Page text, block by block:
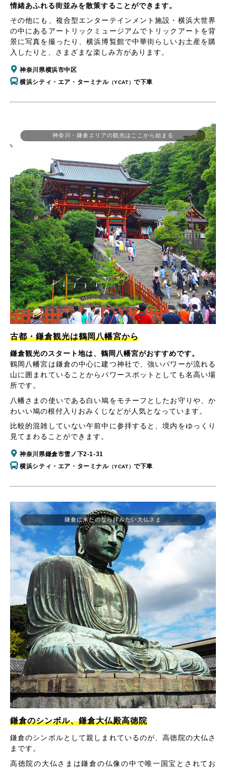
情緒あふれる街並みを散策することができます。
その他にも、複合型エンターテインメント施設・横浜大世界
の中にあるアートリックミュージアムでトリックアートを背
景に写真を撮ったり、横浜博覧館で中華街らしいお土産を購
入したりと、さまざまな楽しみ方があります。
神奈川県横浜市中区
横浜シティ・エア・ターミナル（YCAT）で下車
神奈川・鎌倉エリアの観光はここから始まる
古都・鎌倉観光は鶴岡八幡宮から
鎌倉観光のスタート地は、鶴岡八幡宮がおすすめです。
鶴岡八幡宮は鎌倉の中心に建つ神社で、強いパワーが流れる
山に囲まれていることからパワースポットとしても名高い場
所です。
八幡さまの使いである白い鳩をモチーフとしたお守りや、か
わいい鳩の根付入りおみくじなどが人気となっています。
比較的混雑していない午前中に参拝すると、境内をゆっくり
見てまわることができます。
神奈川県鎌倉市雪ノ下2-1-31
横浜シティ・エア・ターミナル（YCAT）で下車
鎌倉のシンボル、鎌倉大仏殿高徳院
鎌倉のシンボルとして親しまれているのが、高徳院の大仏さ
まです。
高徳院の大仏さまは鎌倉の仏像の中で唯一国宝とされてお
鎌倉に来たのなら拝みたい大仏さま